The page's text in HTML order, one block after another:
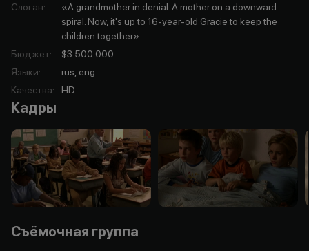
Слоган:
«A grandmother in denial. A mother on a downward
spiral. Now, it's up to 16-year-old Gracie to keep the
children together»
Бюджет:
$3 500 000
Языки:
rus, eng
Качества: HD
Кадры
Съёмочная группа